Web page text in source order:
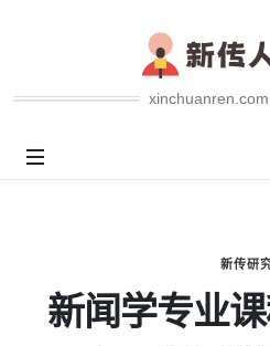
xinchuanren.com
新传研
新闻学专业